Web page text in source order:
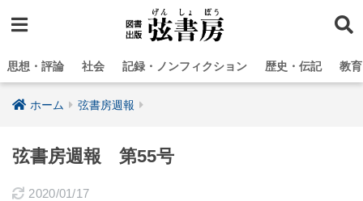
思想・評論 社会 記録・ノンフィクション 歴史・伝記 教
ホーム 弦書房週報
弦書房週報 第55号
2020/01/17